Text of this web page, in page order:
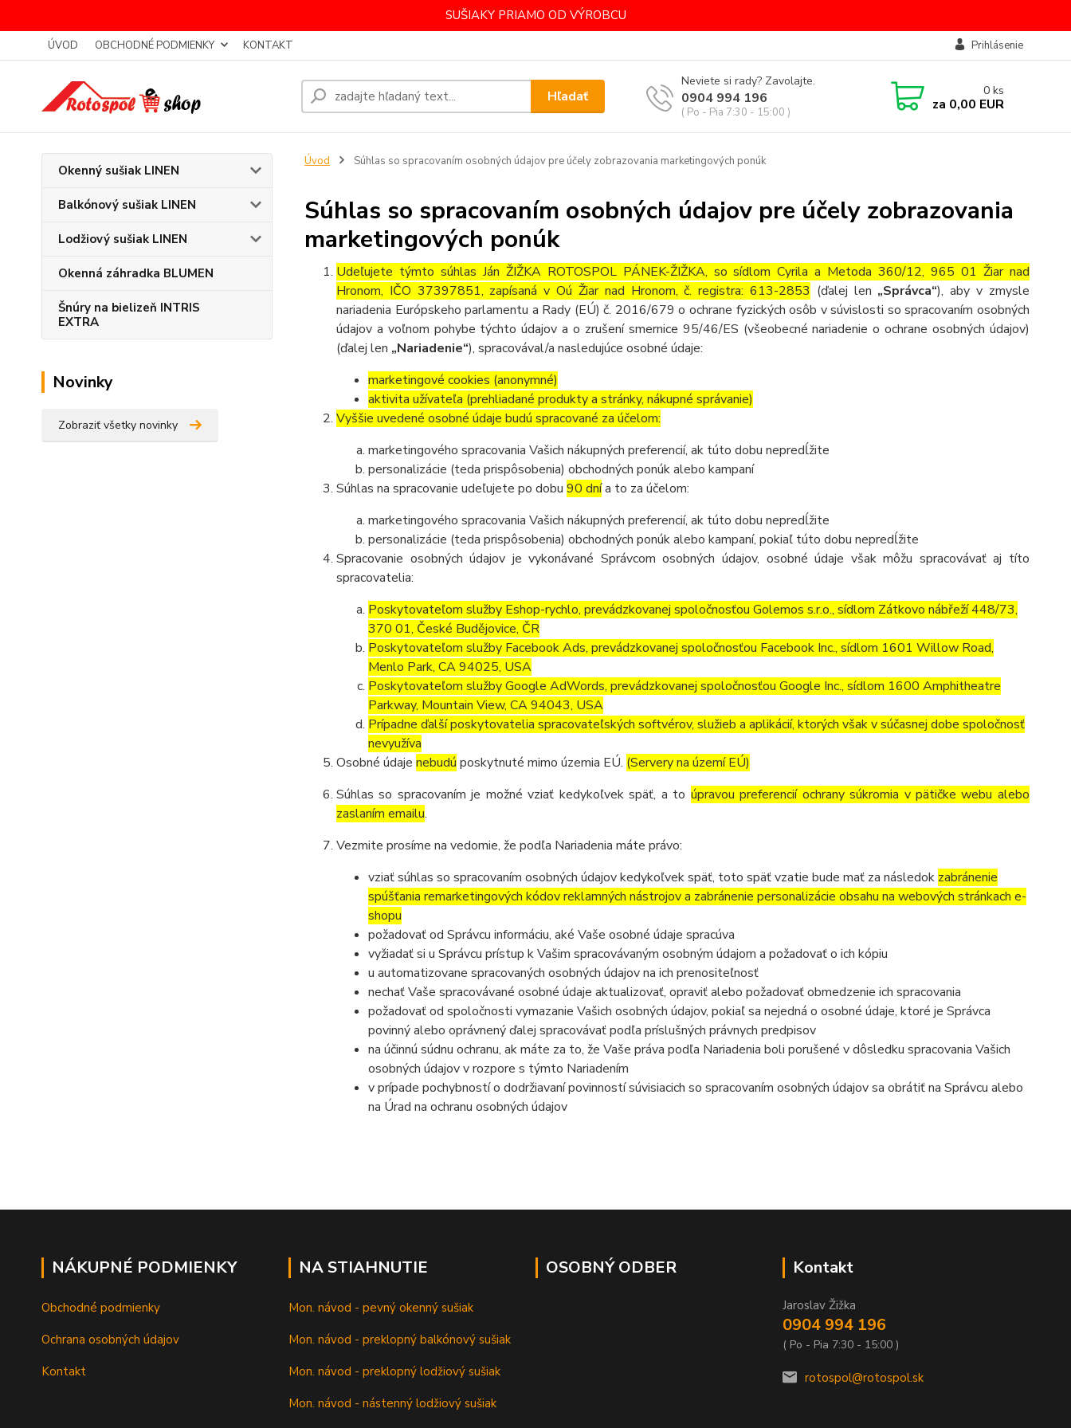
SUŠIAKY PRIAMO OD VÝROBCU
ÚVOD OBCHODNÉ PODMIENKY KONTAKT Prihlásenie
Hľadať
Neviete si rady? Zavolajte.
0904 994 196
( Po - Pia 7:30 - 15:00 )
0 ks
za 0,00 EUR
Okenný sušiak LINEN
Balkónový sušiak LINEN
Lodžiový sušiak LINEN
Okenná záhradka BLUMEN
Šnúry na bielizeň INTRIS
EXTRA
Novinky
Zobraziť všetky novinky
Úvod Súhlas so spracovaním osobných údajov pre účely zobrazovania marketingových ponúk
Súhlas so spracovaním osobných údajov pre účely zobrazovania
marketingových ponúk
Udeľujete týmto súhlas Ján ŽIŽKA ROTOSPOL PÁNEK-ŽIŽKA, so sídlom Cyrila a Metoda 360/12, 965 01 Žiar nad
Hronom, IČO 37397851, zapísaná v Oú Žiar nad Hronom, č. registra: 613-2853 (ďalej len „Správca“), aby v zmysle
nariadenia Európskeho parlamentu a Rady (EÚ) č. 2016/679 o ochrane fyzických osôb v súvislosti so spracovaním osobných
údajov a voľnom pohybe týchto údajov a o zrušení smernice 95/46/ES (všeobecné nariadenie o ochrane osobných údajov)
(ďalej len „Nariadenie“), spracovával/a nasledujúce osobné údaje:
marketingové cookies (anonymné)
aktivita užívateľa (prehliadané produkty a stránky, nákupné správanie)
Vyššie uvedené osobné údaje budú spracované za účelom:
marketingového spracovania Vašich nákupných preferencií, ak túto dobu nepredĺžite
personalizácie (teda prispôsobenia) obchodných ponúk alebo kampaní
Súhlas na spracovanie udeľujete po dobu 90 dnía to za účelom:
marketingového spracovania Vašich nákupných preferencií, ak túto dobu nepredĺžite
personalizácie (teda prispôsobenia) obchodných ponúk alebo kampaní, pokiaľ túto dobu nepredĺžite
Spracovanie osobných údajov je vykonávané Správcom osobných údajov, osobné údaje však môžu spracovávať aj títo
spracovatelia:
Poskytovateľom služby Eshop-rychlo, prevádzkovanej spoločnosťou Golemos s.r.o., sídlom Zátkovo nábřeží 448/73,
370 01, České Budějovice, ČR
Poskytovateľom služby Facebook Ads, prevádzkovanej spoločnosťou Facebook Inc., sídlom 1601 Willow Road,
Menlo Park, CA 94025, USA
Poskytovateľom služby Google AdWords, prevádzkovanej spoločnosťou Google Inc., sídlom 1600 Amphitheatre
Parkway, Mountain View, CA 94043, USA
Prípadne ďalší poskytovatelia spracovateľských softvérov, služieb a aplikácií, ktorých však v súčasnej dobe spoločnosť
nevyužíva
Osobné údaje nebudú poskytnuté mimo územia EÚ. (Servery na území EÚ)
Súhlas so spracovaním je možné vziať kedykoľvek späť, a to úpravou preferencií ochrany súkromia v pätičke webu alebo
zaslaním emailu.
Vezmite prosíme na vedomie, že podľa Nariadenia máte právo:
vziať súhlas so spracovaním osobných údajov kedykoľvek späť, toto späť vzatie bude mať za následok zabránenie
spúšťania remarketingových kódov reklamných nástrojov a zabránenie personalizácie obsahu na webových stránkach e-
shopu
požadovať od Správcu informáciu, aké Vaše osobné údaje spracúva
vyžiadať si u Správcu prístup k Vašim spracovávaným osobným údajom a požadovať o ich kópiu
u automatizovane spracovaných osobných údajov na ich prenositeľnosť
nechať Vaše spracovávané osobné údaje aktualizovať, opraviť alebo požadovať obmedzenie ich spracovania
požadovať od spoločnosti vymazanie Vašich osobných údajov, pokiaľ sa nejedná o osobné údaje, ktoré je Správca
povinný alebo oprávnený ďalej spracovávať podľa príslušných právnych predpisov
na účinnú súdnu ochranu, ak máte za to, že Vaše práva podľa Nariadenia boli porušené v dôsledku spracovania Vašich
osobných údajov v rozpore s týmto Nariadením
v prípade pochybností o dodržiavaní povinností súvisiacich so spracovaním osobných údajov sa obrátiť na Správcu alebo
na Úrad na ochranu osobných údajov
NÁKUPNÉ PODMIENKY
Obchodné podmienky
Ochrana osobných údajov
Kontakt
NA STIAHNUTIE
Mon. návod - pevný okenný sušiak
Mon. návod - preklopný balkónový sušiak
Mon. návod - preklopný lodžiový sušiak
Mon. návod - nástenný lodžiový sušiak
OSOBNÝ ODBER Kontakt
Jaroslav Žižka
0904 994 196
( Po - Pia 7:30 - 15:00 )
rotospol@rotospol.sk